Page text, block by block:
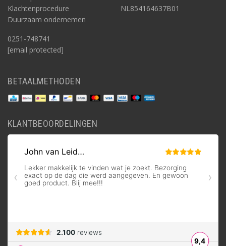
Klachtenprocedure
Duurzaam ondernemen
0251-748741
[email protected]
NL854164637B01
BETAALMETHODEN
KLANTBEOORDELINGEN